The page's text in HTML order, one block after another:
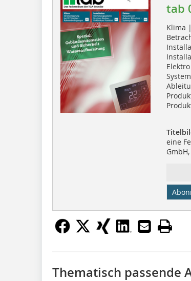
tab
Klima
eine
Thematisch passende